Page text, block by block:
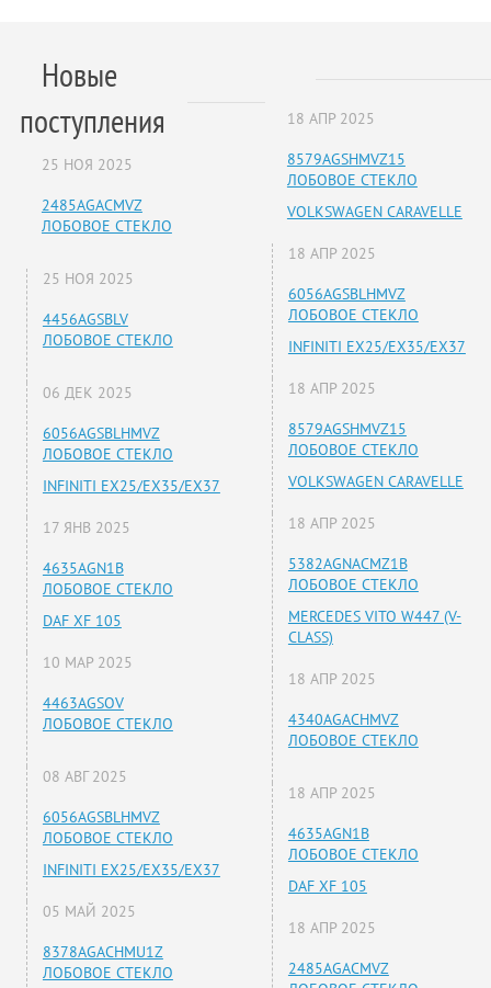
Новые
поступления
25 НОЯ 2025
2485AGACMVZ
ЛОБОВОЕ СТЕКЛО
25 НОЯ 2025
4456AGSBLV
ЛОБОВОЕ СТЕКЛО
06 ДЕК 2025
6056AGSBLHMVZ
ЛОБОВОЕ СТЕКЛО
INFINITI EX25/EX35/EX37
17 ЯНВ 2025
4635AGN1B
ЛОБОВОЕ СТЕКЛО
DAF XF 105
10 МАР 2025
4463AGSOV
ЛОБОВОЕ СТЕКЛО
08 АВГ 2025
6056AGSBLHMVZ
ЛОБОВОЕ СТЕКЛО
INFINITI EX25/EX35/EX37
05 МАЙ 2025
8378AGACHMU1Z
ЛОБОВОЕ СТЕКЛО
18 АПР 2025
8579AGSHMVZ15
ЛОБОВОЕ СТЕКЛО
VOLKSWAGEN CARAVELLE
18 АПР 2025
6056AGSBLHMVZ
ЛОБОВОЕ СТЕКЛО
INFINITI EX25/EX35/EX37
18 АПР 2025
8579AGSHMVZ15
ЛОБОВОЕ СТЕКЛО
VOLKSWAGEN CARAVELLE
18 АПР 2025
5382AGNACMZ1B
ЛОБОВОЕ СТЕКЛО
MERCEDES VITO W447 (V-
CLASS)
18 АПР 2025
4340AGACHMVZ
ЛОБОВОЕ СТЕКЛО
18 АПР 2025
4635AGN1B
ЛОБОВОЕ СТЕКЛО
DAF XF 105
18 АПР 2025
2485AGACMVZ